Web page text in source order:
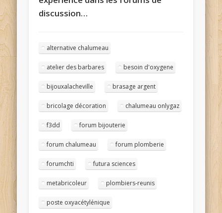
discussion…
alternative chalumeau
atelier des barbares besoin d'oxygene
bijouxalacheville brasage argent
bricolage décoration chalumeau onlygaz
f3dd forum bijouterie
forum chalumeau forum plomberie
forumchti futura sciences
metabricoleur plombiers-reunis
poste oxyacétylénique